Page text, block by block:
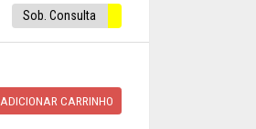
Sob. Consulta
ADICIONAR CARRINHO